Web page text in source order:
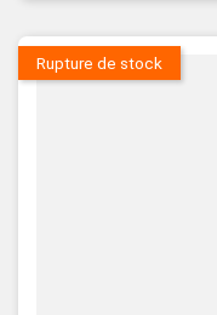
Rupture de stock